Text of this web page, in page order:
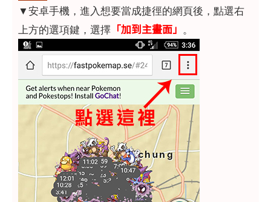
▼安卓手機，進入想要當成捷徑的網頁後，點選右
上方的選項鍵，選擇 「加到主畫面」 。